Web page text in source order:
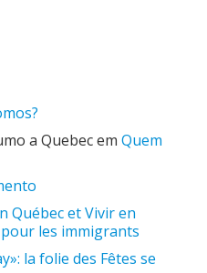
a Quebecem Quem
Québec et Vivir en
les immigrants
la folie des Fêtes se